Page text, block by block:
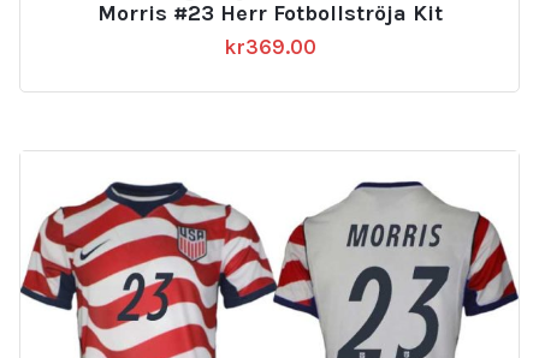
Morris #23 Herr Fotbollströja Kit
kr369.00